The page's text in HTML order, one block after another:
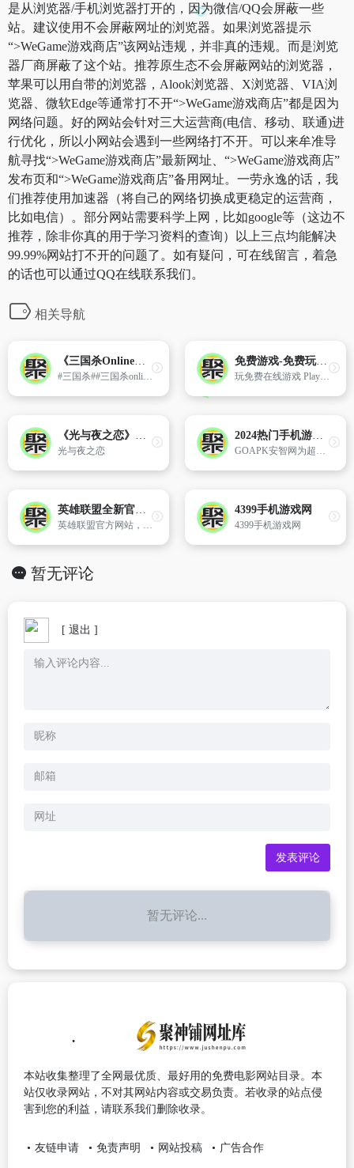
是从浏览器/手机浏览器打开的，因为微信/QQ会屏蔽一些
站。建议使用不会屏蔽网址的浏览器。如果浏览器提示
“>WeGame游戏商店”该网站违规，并非真的违规。而是浏览
器厂商屏蔽了这个站。推荐原生态不会屏蔽网站的浏览器，
苹果可以用自带的浏览器，Alook浏览器、X浏览器、VIA浏
览器、微软Edge等通常打不开“>WeGame游戏商店”都是因为
网络问题。好的网站会针对三大运营商(电信、移动、联通)进
行优化，所以小网站会遇到一些网络打不开。可以来牟准导
航寻找“>WeGame游戏商店”最新网址、“>WeGame游戏商店”
发布页和“>WeGame游戏商店”备用网址。一劳永逸的话，我
们推荐使用加速器（将自己的网络切换成更稳定的运营商，
比如电信）。部分网站需要科学上网，比如google等（这边不
推荐，除非你真的用于学习资料的查询）以上三点均能解决
99.99%网站打不开的问题了。如有疑问，可在线留言，着急
的话也可以通过QQ在线联系我们。
相关导航
《三国杀Online》官方网站
#三国杀##三国杀online##三国杀ol##三国游戏#
免费游戏-免费玩网上游戏 Playhop.com
玩免费在线游戏 Playhop!
《光与夜之恋》官方网站
光与夜之恋
2024热门手机游戏下载-手机应用下载-GOAPK安智网
GOAPK安智网为超多游戏玩家分享海量优质好玩的精品手机游戏
英雄联盟全新官方网站
英雄联盟官方网站，海量风格各异的英雄，丰富、便捷的物品合成系统
4399手机游戏网
4399手机游戏网
暂无评论
[ 退出 ]
暂无评论...
本站收集整理了全网最优质、最好用的免费电影网站目录。本
站仅收录网站，不对其网站内容或交易负责。若收录的站点侵
害到您的利益，请联系我们删除收录。
友链申请 免责声明 网站投稿 广告合作